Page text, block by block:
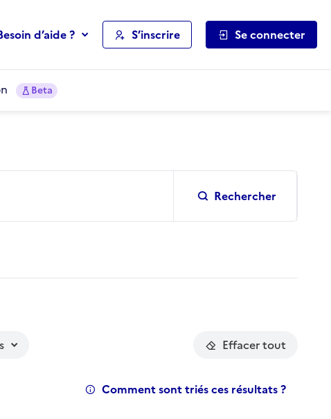
d’aide ? S’inscrire Se connecter
Beta
Rechercher
Effacer tout
Comment sont triés ces résultats ?